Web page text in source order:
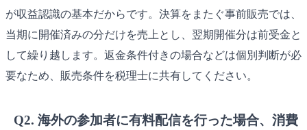
が収益認識の基本だからです。決算をまたぐ事前販売では、
当期に開催済みの分だけを売上とし、翌期開催分は前受金と
して繰り越します。返金条件付きの場合などは個別判断が必
要なため、販売条件を税理士に共有してください。
Q2. 海外の参加者に有料配信を行った場合、消費